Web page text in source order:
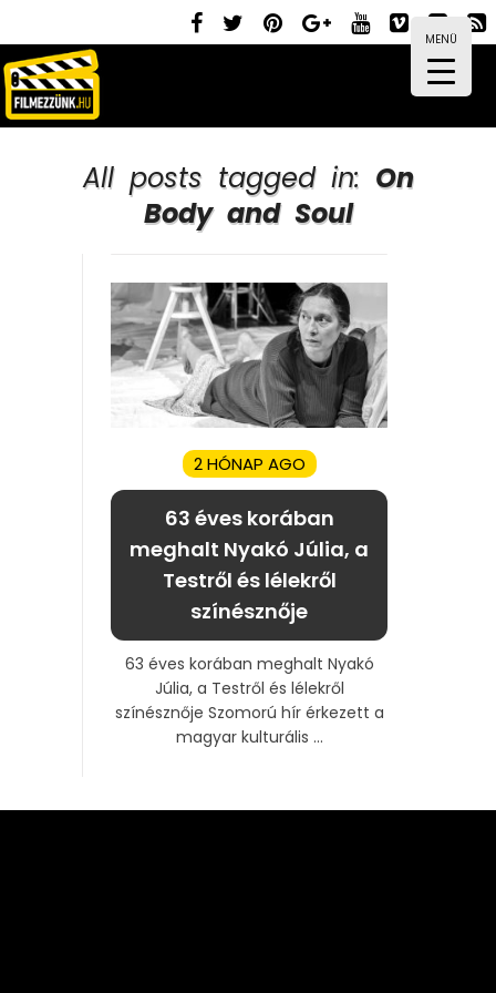
MENÜ
All posts tagged in: On
Body and Soul
2 HÓNAP AGO
63 éves korában
meghalt Nyakó Júlia, a
Testről és lélekről
színésznője
63 éves korában meghalt Nyakó
Júlia, a Testről és lélekről
színésznője Szomorú hír érkezett a
magyar kulturális ...